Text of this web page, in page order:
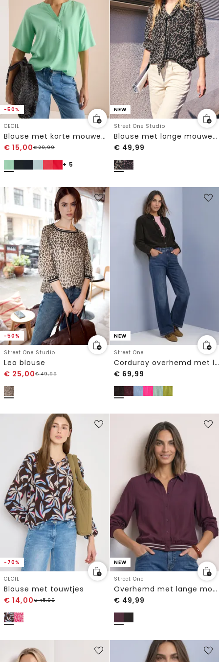
-50%
CECIL
Blouse met korte mouwen en gespleten hals
€ 15,00€29,99
+ 5
NEW
Street One Studio
Blouse met lange mouwen van chiffon met strik
€ 49,99
-50%
Street One Studio
Leo blouse
€ 25,00€49,99
NEW
Street One
Corduroy overhemd met lange mouwen en knopen
€ 69,99
-70%
CECIL
Blouse met touwtjes
€ 14,00€45,99
NEW
Street One
Overhemd met lange mouwen en elastische zoom
€ 49,99